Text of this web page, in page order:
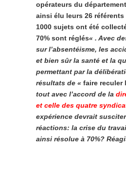
opérateurs du
ainsi élu leurs 26 référents
1000 sujets ont été
70% sont réglés« . Avec
sur l’absentéisme, les
et bien sûr la santé et la
permettant par la
résultats de « faire reculer
tout avec l’accord de la
et celle des quatre
expérience devrait
réactions: la crise du
ainsi résolue à 70%?